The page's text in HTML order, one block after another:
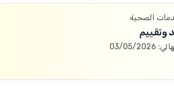
الصحية
05/2026